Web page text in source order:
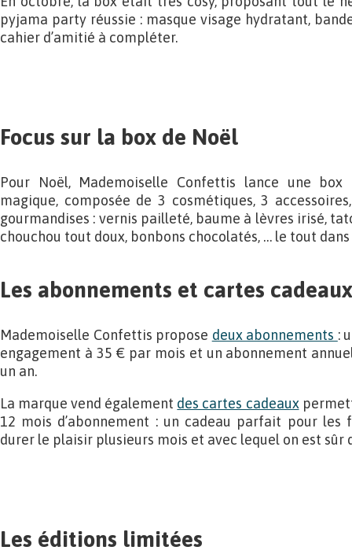
pyjama party réussie : masque visage hydratant,
cahier d’amitié à compléter.
Focus sur la box de Noël
Pour Noël, Mademoiselle Confettis lance une
magique, composée de 3 cosmétiques, 3
gourmandises : vernis pailleté, baume à lèvres irisé,
chouchou tout doux, bonbons chocolatés, … le tout
Les abonnements et cartes cadeaux
Mademoiselle Confettis propose deux abonnements :
engagement à 35 € par mois et un abonnement
un an.
La marque vend également des cartes cadeaux
12 mois d’abonnement : un cadeau parfait pour les
durer le plaisir plusieurs mois et avec lequel on est sûr
Les éditions limitées